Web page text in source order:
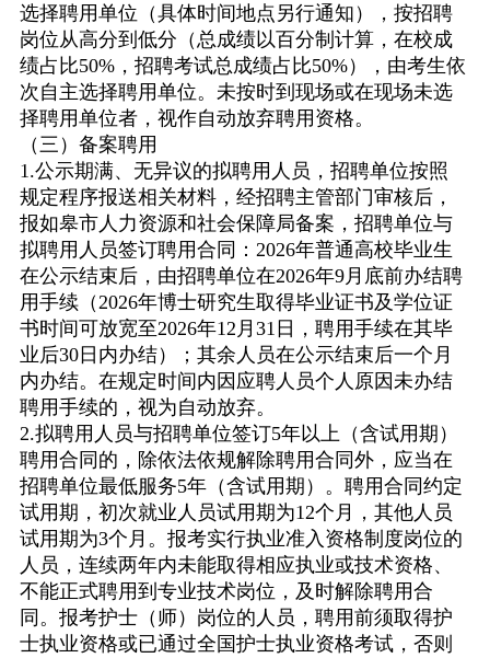
选择聘用单位（具体时间地点另行通知），按招聘
岗位从高分到低分（总成绩以百分制计算，在校成
绩占比50% ，招聘考试总成绩占比50%），由考生依
次自主选择聘用单位。未按时到现场或在现场未选
择聘用单位者，视作自动放弃聘用资格。
（三）备案聘用
1.公示期满、无异议的拟聘用人员，招聘单位按照
规定程序报送相关材料，经招聘主管部门审核后，
报如皋市人力资源和社会保障局备案，招聘单位与
拟聘用人员签订聘用合同：2026年普通高校毕业生
在公示结束后，由招聘单位在2026年9月底前办结聘
用手续（2026年博士研究生取得毕业证书及学位证
书时间可放宽至2026年12 月31 日，聘用手续在其毕
业后30 日内办结）；其余人员在公示结束后一个月
内办结。在规定时间内因应聘人员个人原因未办结
聘用手续的，视为自动放弃。
2.拟聘用人员与招聘单位签订5年以上（含试用期）
聘用合同的，除依法依规解除聘用合同外，应当在
招聘单位最低服务5年（含试用期）。聘用合同约定
试用期，初次就业人员试用期为12个月，其他人员
试用期为3个月。报考实行执业准入资格制度岗位的
人员，连续两年内未能取得相应执业或技术资格、
不能正式聘用到专业技术岗位，及时解除聘用合
同。报考护士（师）岗位的人员，聘用前须取得护
士执业资格或已通过全国护士执业资格考试，否则